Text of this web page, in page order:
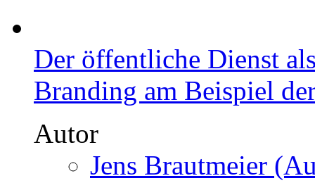
Der öffentliche Dienst
Branding am Beispiel
Autor
Jens Brautmeier